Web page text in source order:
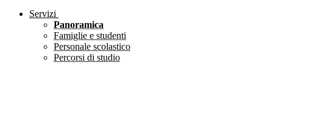
Servizi
Panoramica
Famiglie e studenti
Personale scolastico
Percorsi di studio